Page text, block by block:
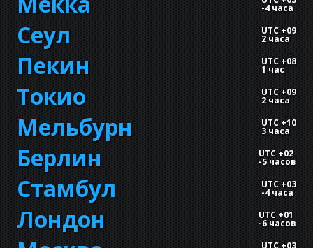
-4 часа
Сеул UTC +09
2 часа
Пекин UTC +08
1 час
Токио UTC +09
2 часа
Мельбурн UTC +10
3 часа
Берлин UTC +02
-5 часов
Стамбул UTC +03
-4 часа
Лондон UTC +01
-6 часов
UTC +03